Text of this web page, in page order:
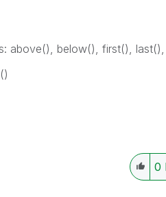
above(), below(), first(),
0